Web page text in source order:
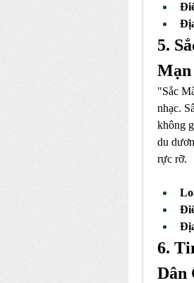
5.
Mạn
"Sắc
nhạc.
không
du
rực rỡ.
6.
Dân